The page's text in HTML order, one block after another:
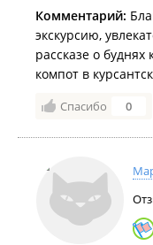
Комментарий:
экскурсию,
рассказе о буднях
компот в
Спасибо 0